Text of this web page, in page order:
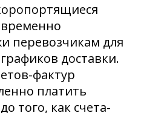
перевозчикам для
доставки.
фактур
платить
того, как счета-